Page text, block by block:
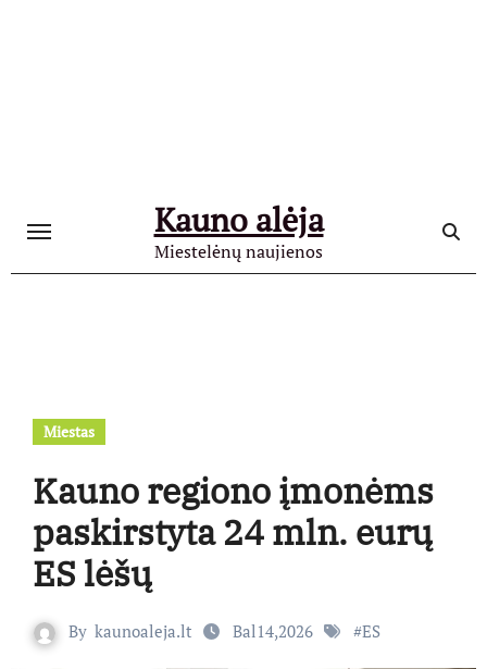
Kauno alėja
Miestelėnų naujienos
Miestas
Kauno regiono įmonėms
paskirstyta 24 mln. eurų
ES lėšų
By kaunoaleja.lt Bal14,2026 #ES